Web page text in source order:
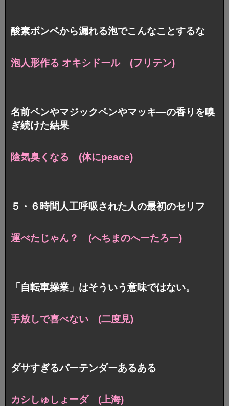
酸素ボンベから漏れる泡でこんなことするな
泡人形作る オキシドール (フリテン)
名前ペンやマジックペンやマッキ―の香りを嗅
ぎ続けた結果
陰気臭くなる (体にpeace)
５・６時間人工呼吸された人の最初のセリフ
運べたじゃん？ (へちまのへーたろー)
「自転車操業」はそういう意味ではない。
手放しで喜べない (二度見)
ダサすぎるバーテンダーあるある
カシしゅしょーダ (上海)